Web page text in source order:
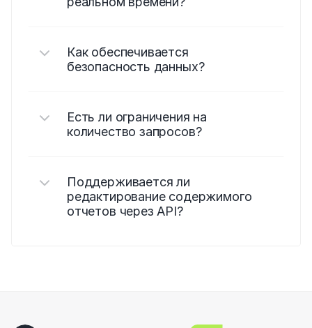
Как обеспечивается
безопасность данных?
Есть ли ограничения на
количество запросов?
Поддерживается ли
редактирование содержимого
отчетов через API?